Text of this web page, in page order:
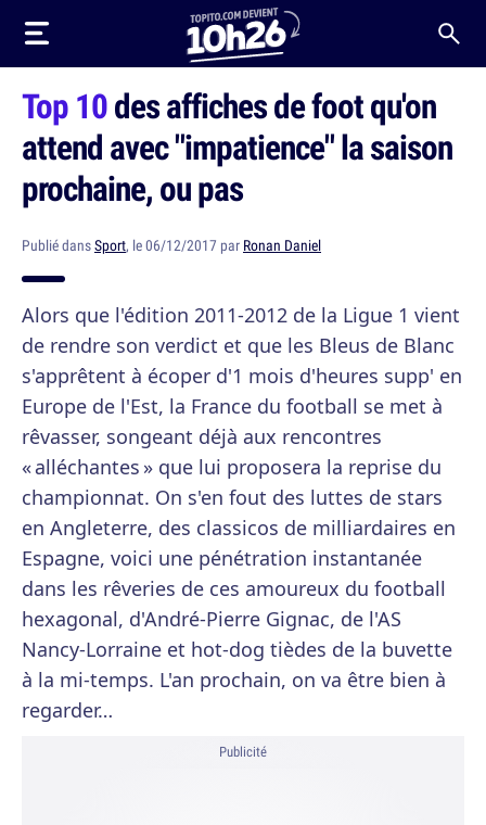
Top 10des affiches de foot qu'on
attend avec "impatience" la saison
prochaine, ou pas
Publié dansSport, le 06/12/2017 par Ronan Daniel
Alors que l'édition 2011-2012 de la Ligue 1 vient
de rendre son verdict et que les Bleus de Blanc
s'apprêtent à écoper d'1 mois d'heures supp' en
Europe de l'Est, la France du football se met à
rêvasser, songeant déjà aux rencontres
« alléchantes » que lui proposera la reprise du
championnat. On s'en fout des luttes de stars
en Angleterre, des classicos de milliardaires en
Espagne, voici une pénétration instantanée
dans les rêveries de ces amoureux du football
hexagonal, d'André-Pierre Gignac, de l'AS
Nancy-Lorraine et hot-dog tièdes de la buvette
à la mi-temps. L'an prochain, on va être bien à
regarder…
Publicité